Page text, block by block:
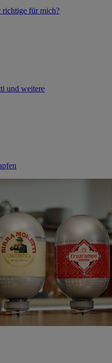
richtige für mich?
und weitere